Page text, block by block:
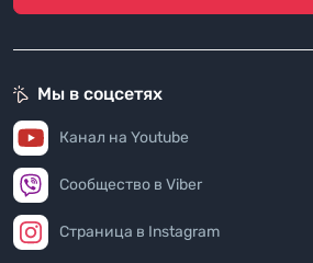
Мы в соцсетях
Канал на Youtube
Сообщество в Viber
Страница в Instagram